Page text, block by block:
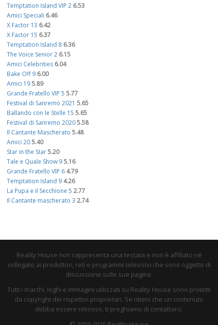
Temptation Island VIP 2 6.53
Amici Speciali 6.46
X Factor 13 6.42
X Factor 15 6.37
Temptation Island 8 6.36
The Voice Senior 2 6.15
Amici Celebrities 6.04
Bake Off 9 6.00
Amici 195.89
Grande Fratello VIP 5 5.77
Festival di Sanremo 2021 5.65
Ballando con le Stelle 15 5.65
Festival di Sanremo 20205.58
Il Cantante Mascherato 5.48
Amici 205.40
Star in the Star5.20
Tale e Quale Show 95.16
Grande Fratello VIP 6 4.79
Temptation Island 9 4.26
La Pupa e il Secchione 5 2.77
Il Cantante mascherato 3 2.74
Reality House non rappresenta una testata e non è affiliato né
collegato ai produttori, reti e programmi televisivi che sono oggetto di
discussione sulle sue pagine.
Tutti i marchi, loghi e immagini utilizzati su Reality House sono protetti
da copyright dei rispettivi proprietari. Se ritieni che un contenuto
debba essere rimosso, ti preghiamo di contattarci.